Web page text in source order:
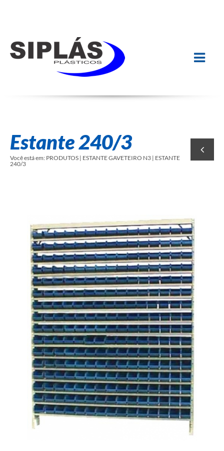
Estante 240/3
Você está em: PRODUTOS | ESTANTE GAVETEIRO N3 | ESTANTE
240/3